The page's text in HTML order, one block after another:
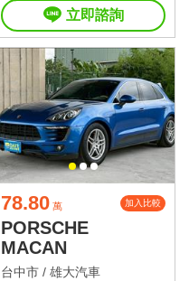
立即諮詢
78.80 萬 加入比較
PORSCHE
MACAN
台中市 / 雄大汽車